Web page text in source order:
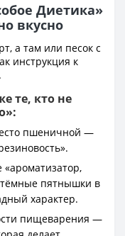
Диетика»
вкусно
а там или песок с
инструкция к
те, кто не
пшеничной —
«ароматизатор,
пятнышки в
характер.
пищеварения —